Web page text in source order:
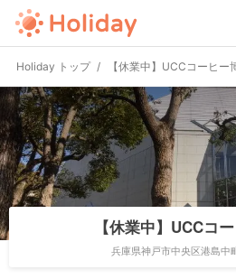
Holiday トップ 【休業中】UCCコーヒー
【休業中】UCCコ
兵庫県神戸市中央区港島中